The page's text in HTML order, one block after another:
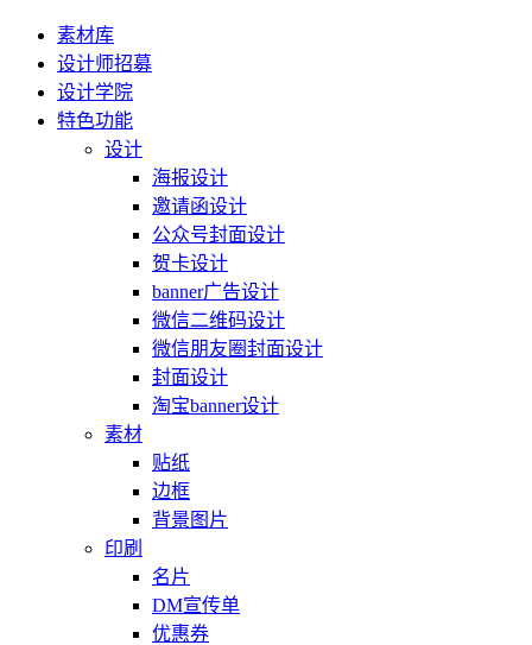
素材库
设计师招募
设计学院
特色功能
设计
海报设计
邀请函设计
公众号封面设计
贺卡设计
banner广告设计
微信二维码设计
微信朋友圈封面设计
封面设计
淘宝banner设计
素材
贴纸
边框
背景图片
印刷
名片
DM宣传单
优惠券